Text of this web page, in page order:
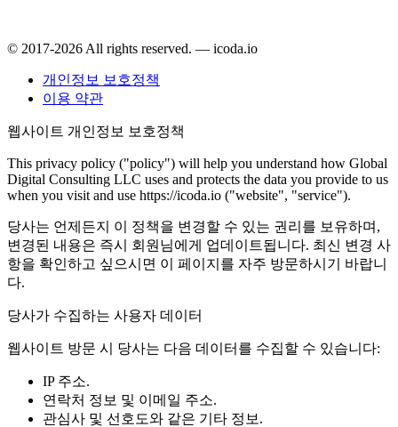
© 2017-2026 All rights reserved. — icoda.io
개인정보 보호정책
이용 약관
웹사이트 개인정보 보호정책
This privacy policy ("policy") will help you understand how Global
Digital Consulting LLC uses and protects the data you provide to us
when you visit and use https://icoda.io ("website", "service").
당사는 언제든지 이 정책을 변경할 수 있는 권리를 보유하며,
변경된 내용은 즉시 회원님에게 업데이트됩니다. 최신 변경 사
항을 확인하고 싶으시면 이 페이지를 자주 방문하시기 바랍니
다.
당사가 수집하는 사용자 데이터
웹사이트 방문 시 당사는 다음 데이터를 수집할 수 있습니다:
IP 주소.
연락처 정보 및 이메일 주소.
관심사 및 선호도와 같은 기타 정보.